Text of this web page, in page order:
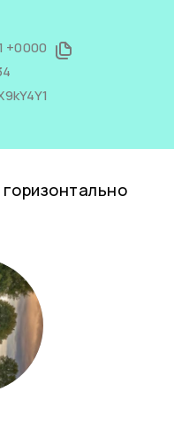
+0000